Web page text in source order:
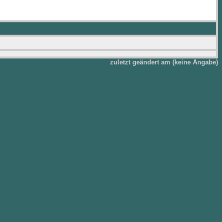
zuletzt geändert am (keine Angabe)